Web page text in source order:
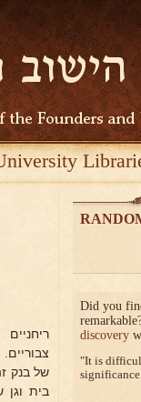
של בנק
בית וגן
Did you
discovery
It is